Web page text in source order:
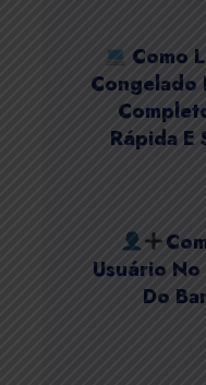
Como
Congelado
Rápida E
Usuário
Do